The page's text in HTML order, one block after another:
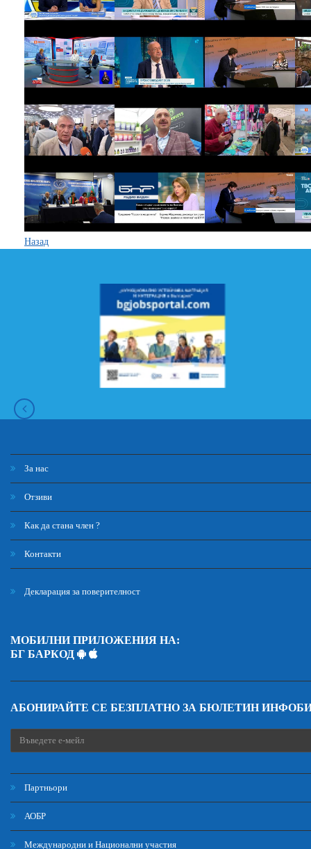
Назад
За нас
Отзиви
Как да стана член ?
Контакти
Декларация за поверителност
МОБИЛНИ ПРИЛОЖЕНИЯ НА:
БГ БАРКОД
АБОНИРАЙТЕ СЕ БЕЗПЛАТНО ЗА БЮЛЕТИН
Партньори
АОБР
Международни и Национални участия